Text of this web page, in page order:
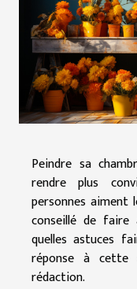
Peindre sa
rendre plus
personnes aiment
conseillé de faire
quelles astuces
réponse à
rédaction.